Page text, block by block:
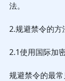
法。
2.规避禁令的
2.1使用国际加
规避禁令的最